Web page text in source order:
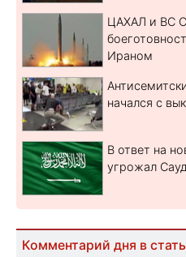
ЦАХАЛ и ВС
Ираном
начался с
В ответ на
угрожал
Комментарий дня в